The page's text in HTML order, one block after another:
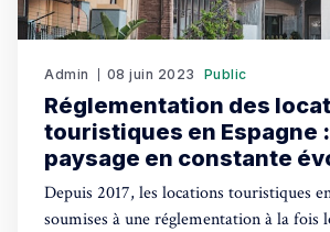
Admin 08 juin 2023 Public
Réglementation des
touristiques en Espagne
paysage en constante
Depuis 2017, les locations touristiques
soumises à une réglementation à la fois